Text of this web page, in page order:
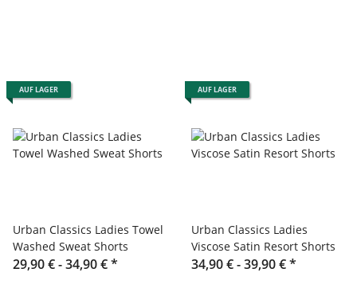
AUF LAGER
Urban Classics Ladies Towel
Washed Sweat Shorts
29,90 € -34,90 €*
AUF LAGER
Urban Classics Ladies
Viscose Satin Resort Shorts
34,90 € -39,90 €*